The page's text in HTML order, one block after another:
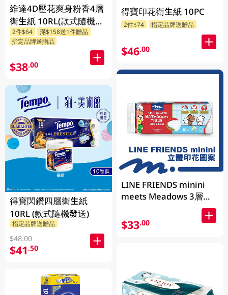
維達4D壓花爽身粉香4層
衛生紙 10RL(款式隨機發
送)
2件$64
滿$158送1件贈品
指定品牌送贈品
$38.00
得寶閃鑽四層衛生紙
10RL (款式隨機發送)
指定品牌送贈品
$48.00
$41.50
得寶印花衛生紙 10PC
2件$74 指定品牌送贈品
$46.00
LINE FRIENDS minini
meets Meadows 3層立
體印花衛生紙 170g x 10
卷 (包裝隨機發送)
$33.00